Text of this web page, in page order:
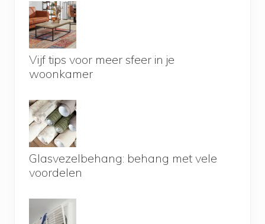
Vijf tips voor meer sfeer in je
woonkamer
Glasvezelbehang: behang met vele
voordelen